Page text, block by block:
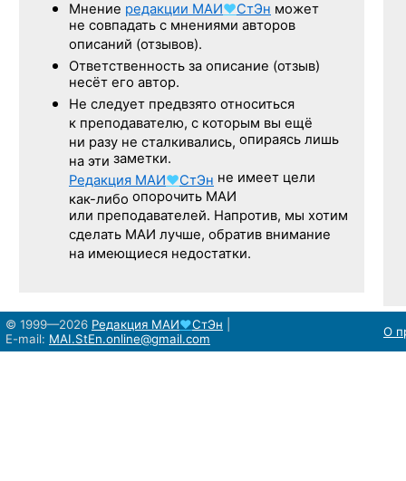
Мнение редакции МАИ♥СтЭн может
не совпадать с мнениями авторов
описаний (отзывов).
Ответственность за описание (отзыв)
несёт его автор.
Не следует предвзято относиться
к преподавателю, с которым вы ещё
ни разу не сталкивались, опираясь лишь
на эти заметки.
Редакция МАИ♥СтЭн не имеет цели
как-либо опорочить МАИ
или преподавателей. Напротив, мы хотим
сделать МАИ лучше, обратив внимание
на имеющиеся недостатки.
© 1999—2026 Редакция МАИ♥СтЭн
E-mail: MAI.StEn.online@gmail.com О